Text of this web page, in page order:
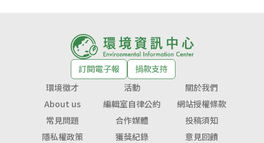
訂閱電子報
捐款支持
環境徵才
活動
關於我們
About us
編輯室自律公約
網站授權條款
常見問題
合作媒體
投稿須知
隱私權政策
獲獎紀錄 意見回饋